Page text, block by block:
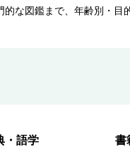
な図鑑まで、年齢別・目
・語学 書